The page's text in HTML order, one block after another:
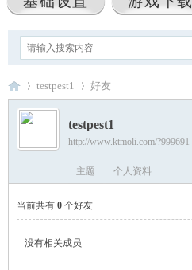
›
testpest1 好友
testpest1
http://www.ktmoli.com/?999691
主题 个人资料
当前共有 0 个好友
没有相关成员